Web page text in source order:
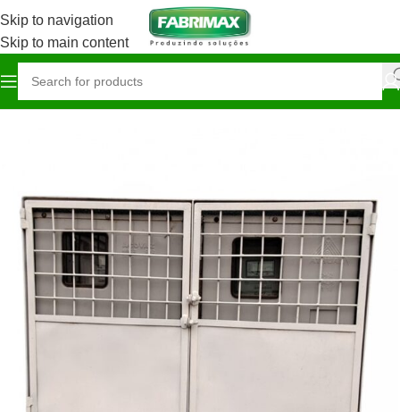
Skip to navigation
Skip to main content
Início Construção / Ferragista